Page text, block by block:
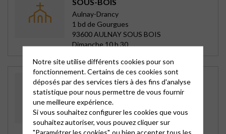
Aulnay-Drancy
1 bd de Gourgues
93600 AULNAY SOUS BOIS
Dimanche 10 h 30
TEMPLE ET PRESBYTÈRE À
CHARENTON
Charenton
12 rue Guérin
94220 CHARENTON LE PONT
Dimanche 10 h 30
Notre site utilise différents cookies pour son
fonctionnement. Certains de ces cookies sont
déposés par des services tiers à des fins d'analyse
statistique pour nous permettre de vous fournir
une meilleure expérience.
Si vous souhaitez configurer les cookies que vous
souhaitez autoriser, vous pouvez cliquer sur
"Paramétrer les cookies", ou bien accepter tous les